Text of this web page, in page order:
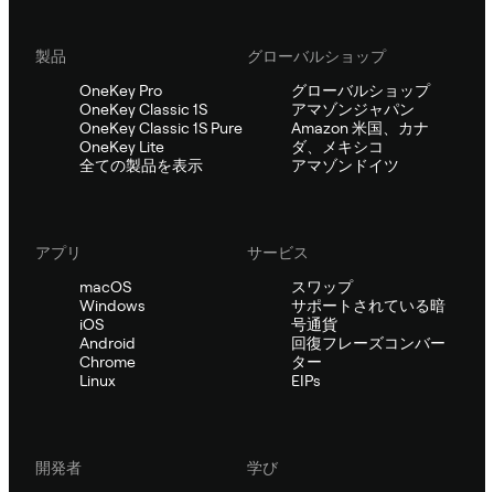
製品
OneKey Pro
OneKey Classic 1S
OneKey Classic 1S Pure
OneKey Lite
全ての製品を表示
グローバルショップ
グローバルショップ
アマゾンジャパン
Amazon 米国、カナ
ダ、メキシコ
アマゾンドイツ
アプリ
macOS
Windows
iOS
Android
Chrome
Linux
サービス
スワップ
サポートされている暗
号通貨
回復フレーズコンバー
ター
EIPs
開発者
学び